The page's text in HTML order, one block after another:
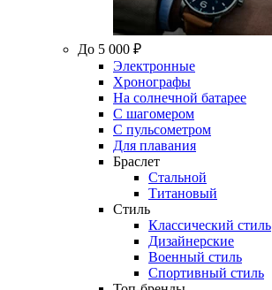
До 5 000 ₽
Электронные
Хронографы
На солнечной батарее
С шагомером
С пульсометром
Для плавания
Браслет
Стальной
Титановый
Стиль
Классический стиль
Дизайнерские
Военный стиль
Спортивный стиль